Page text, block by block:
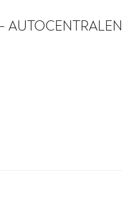
AUTOCENTRALEN